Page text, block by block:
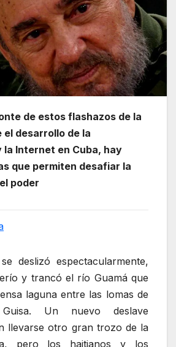
de estos flashazos de la
el desarrollo de la
la Internet en Cuba, hay
que permiten desafiar la
poder
deslizó espectacularmente,
y trancó el río Guamá que
laguna entre las lomas de
Un nuevo deslave
llevarse otro gran trozo de la
pero los haitianos y los